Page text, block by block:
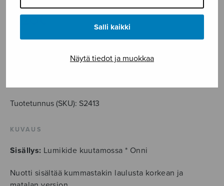
Salli kaikki
Näytä tiedot ja muokkaa
8,20€
Tuotetunnus (SKU): S2413
KUVAUS
Sisällys: Lumikide kuutamossa * Onni
Nuotti sisältää kummastakin laulusta korkean ja